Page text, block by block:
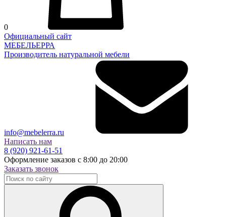
0
Официальный сайт
МЕБЕЛЬЕРРА
Производитель натуральной мебели
info@mebelerra.ru
Написать нам
8 (920) 921-61-51
Оформление заказов с 8:00 до 20:00
Заказать звонок